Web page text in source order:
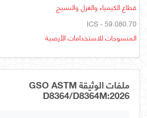
قطاع الكيمياء والغزل والنسيج
ICS - 59.080.70
المنسوجات للاستخدامات الأرضية
ملفات الوثيقة GSO ASTM
D8364/D8364M:2026